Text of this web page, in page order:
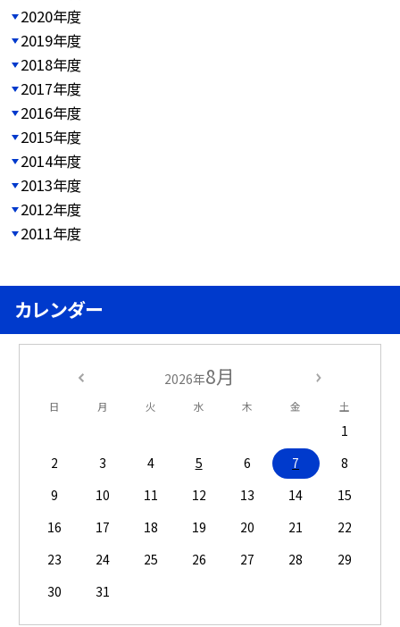
2020年度
2019年度
2018年度
2017年度
2016年度
2015年度
2014年度
2013年度
2012年度
2011年度
カレンダー
2026年8月
日 月 火 水 木 金 土
1
2
3 4 5 6 7
8
9
10 11 12 13 14
15
16
17 18 19 20 21
22
23
24 25 26 27 28
29
30
31